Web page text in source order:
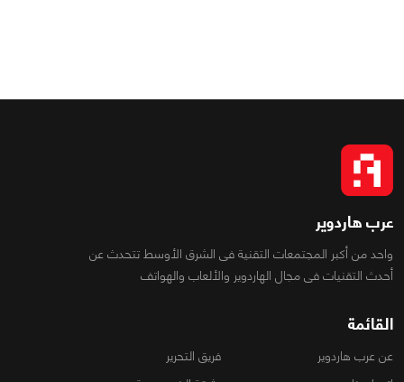
عرب هاردوير
واحد من أكبر المجتمعات التقنية فى الشرق الأوسط تتحدث عن
أحدث التقنيات فى مجال الهاردوير والألعاب والهواتف
القائمة
عن عرب هاردوير
فريق التحرير